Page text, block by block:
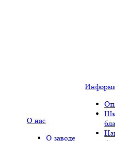
О нас
О заводе